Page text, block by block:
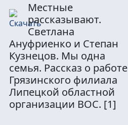
Местные
рассказывают.
Светлана
Ануфриенко и Степан
Кузнецов. Мы одна
семья. Рассказ о работе
Грязинского филиала
Липецкой областной
организации ВОС. [1]